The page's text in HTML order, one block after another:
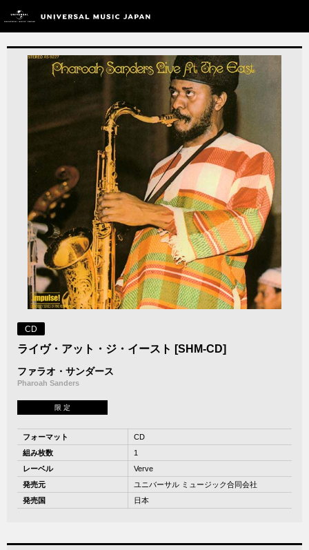
CD
ライヴ・アット・ジ・イースト [SHM-CD]
ファラオ・サンダース
Pharoah Sanders
限 定
フォーマット
CD
組み枚数
1
レーベル
Verve
発売元
ユニバーサル ミュージック合同会社
発売国
日本